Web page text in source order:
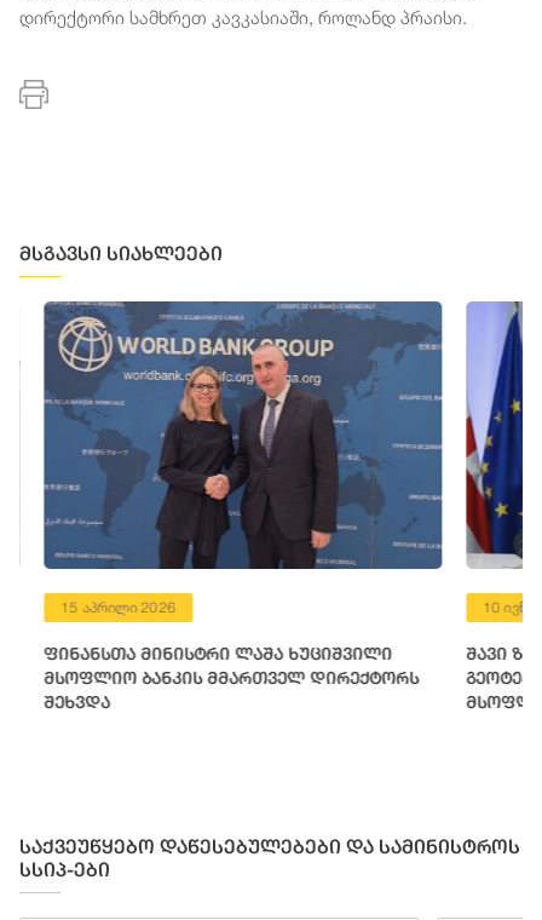
დირექტორი სამხრეთ კავკასიაში, როლანდ პრაისი.
მსგავსი სიახლეები
15 აპრილი 2026
ფინანსთა მინისტრი ლაშა ხუციშვილი
მსოფლიო ბანკის მმართველ დირექტორს
შეხვდა
10 ივნისი
შავი
მსოფლიო
საქვეუწყებო დაწესებულებები და სამინისტროს
სსიპ-ები